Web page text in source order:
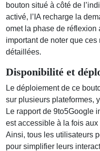
bouton situé à côté de
activé, l’IA recharge la
omet la phase de réflexion
important de noter que
détaillées.
Disponibilité et
Le déploiement de ce
sur plusieurs plateformes,
Le rapport de 9to5Google
est accessible à la fois
Ainsi, tous les utilisateurs
pour simplifier leurs